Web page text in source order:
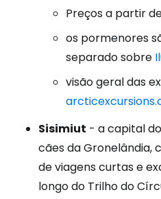
Preços a partir
os pormenores
separado sobre
visão geral das
Sisimiut - a capital
cães da Gronelândia,
de viagens curtas e
longo do Trilho do